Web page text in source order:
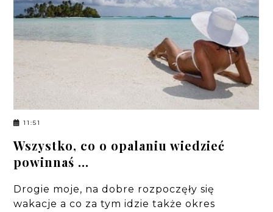
11:51
Wszystko, co o opalaniu wiedzieć
powinnaś ...
Drogie moje, na dobre rozpoczęły się
wakacje a co za tym idzie także okres